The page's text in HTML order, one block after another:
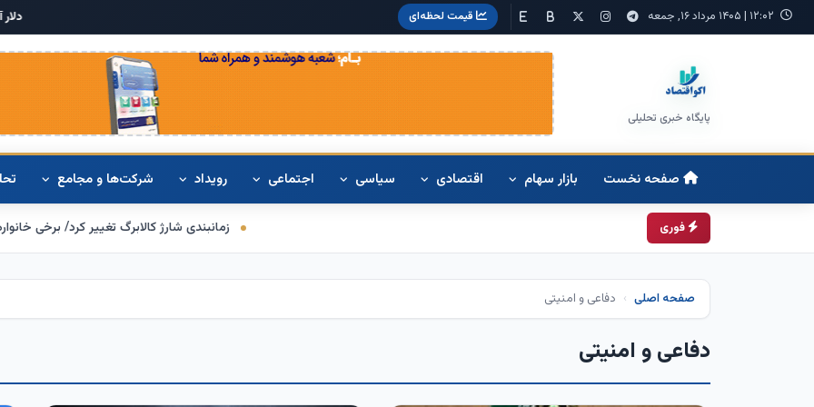
۱۲:۰۲ | ۱۴۰۵ مرداد ۱۶, جمعه قیمت لحظه‌ای یورو:
پایگاه خبری تحلیلی
صفحه نخست بازار سهام اقتصادی سیاسی اجتماعی رویداد شرکت‌ها و مجامع
فوری زمانبندی شارژ کالابرگ تغییر کرد/ برخی خانوارها اعتبار را ماه بعد دریافت می‌کنند
صفحه اصلی دفاعی و امنیتی
دفاعی و امنیتی